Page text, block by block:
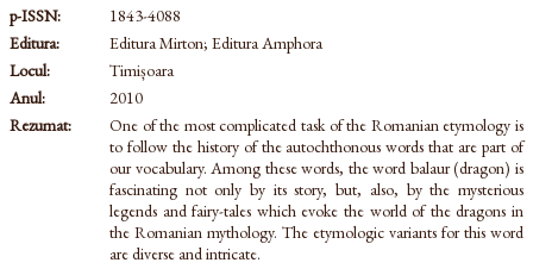
p-ISSN:
1843-4088
Editura:
Editura Mirton; Editura Amphora
Locul:
Timișoara
Anul:
2010
Rezumat:
One of the most complicated task of the Romanian etymology is
to follow the history of the autochthonous words that are part of
our vocabulary. Among these words, the word balaur (dragon) is
fascinating not only by its story, but, also, by the mysterious
legends and fairy-tales which evoke the world of the dragons in
the Romanian mythology. The etymologic variants for this word
are diverse and intricate.